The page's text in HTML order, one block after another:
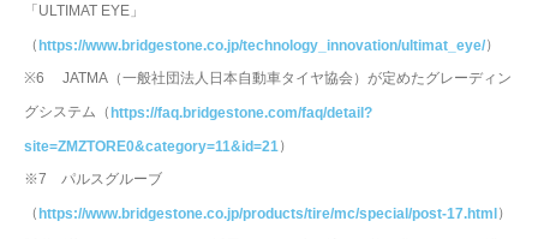
「ULTIMAT EYE」
（https://www.bridgestone.co.jp/technology_innovation/ultimat_eye/）
※6 JATMA（一般社団法人日本自動車タイヤ協会）が定めたグレーディン
グシステム（https://faq.bridgestone.com/faq/detail?
site=ZMZTORE0&category=11&id=21 ）
※7 パルスグルーブ
（https://www.bridgestone.co.jp/products/tire/mc/special/post-17.html）